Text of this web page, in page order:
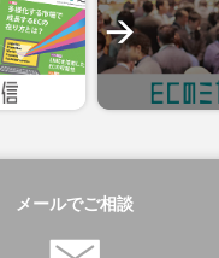
メールでご相談